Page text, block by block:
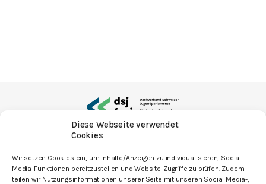
Diese Webseite verwendet
Cookies
Wir setzen Cookies ein, um Inhalte/Anzeigen zu individualisieren, Social
Media-Funktionen bereitzustellen und Website-Zugriffe zu prüfen. Zudem
teilen wir Nutzungsinformationen unserer Seite mit unseren Social Media-,
mit den Angeboten